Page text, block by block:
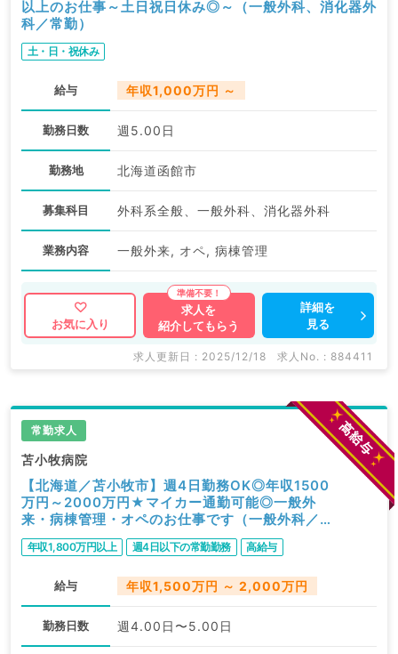
以上のお仕事～土日祝日休み◎～（一般外科、消化器外
科／常勤）
土・日・祝休み
給与 年収1,000万円 ～
勤務日数 週5.00日
勤務地 北海道函館市
募集科目 外科系全般、一般外科、消化器外科
業務内容 一般外来, オペ, 病棟管理
お気に入り
求人を
紹介してもらう
詳細を
見る
求人更新日 : 2025/12/18 求人No. : 884411
常勤求人
苫小牧病院
【北海道／苫小牧市】週4日勤務OK◎年収1500
万円～2000万円★マイカー通勤可能◎一般外
来・病棟管理・オペのお仕事です（一般外科／常
勤）
年収1,800万円以上 週4日以下の常勤勤務 高給与
給与 年収1,500万円 ～ 2,000万円
勤務日数 週4.00日〜5.00日